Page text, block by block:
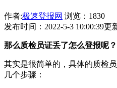
作者:极速登报网 浏览：1830
发布时间：2022-5-3 10:00:39更
那么质检员证丢了怎么登报呢？
其实是很简单的，具体的质检
几个步骤：